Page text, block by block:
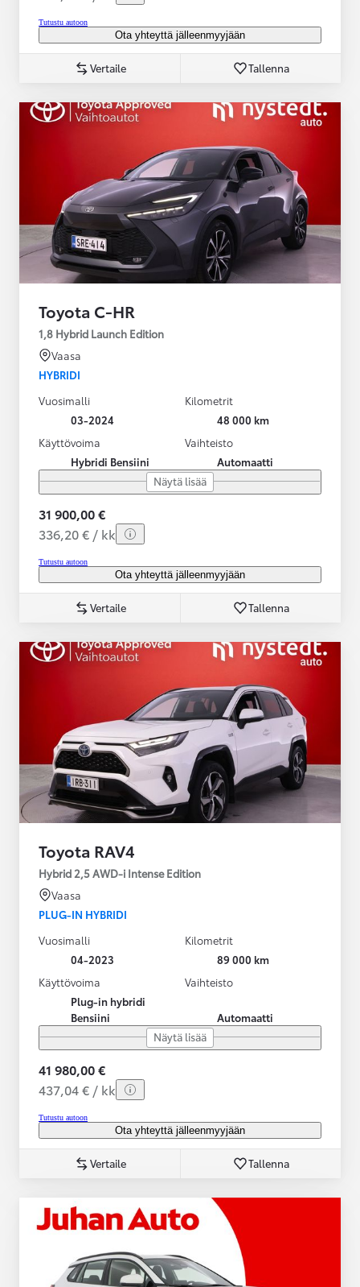
Tutustu autoon
Ota yhteyttä jälleenmyyjään
Vertaile Tallenna
Toyota C-HR
1,8 Hybrid Launch Edition
Vaasa
HYBRIDI
Vuosimalli
03-2024
Kilometrit
48 000 km
Käyttövoima
Hybridi Bensiini
Vaihteisto
Automaatti
Näytä lisää
31 900,00 €
336,20 € / kk
Tutustu autoon
Ota yhteyttä jälleenmyyjään
Vertaile Tallenna
Toyota RAV4
Hybrid 2,5 AWD-i Intense Edition
Vaasa
PLUG-IN HYBRIDI
Vuosimalli
04-2023
Kilometrit
89 000 km
Käyttövoima
Plug-in hybridi
Bensiini
Vaihteisto
Automaatti
Näytä lisää
41 980,00 €
437,04 € / kk
Tutustu autoon
Ota yhteyttä jälleenmyyjään
Vertaile Tallenna